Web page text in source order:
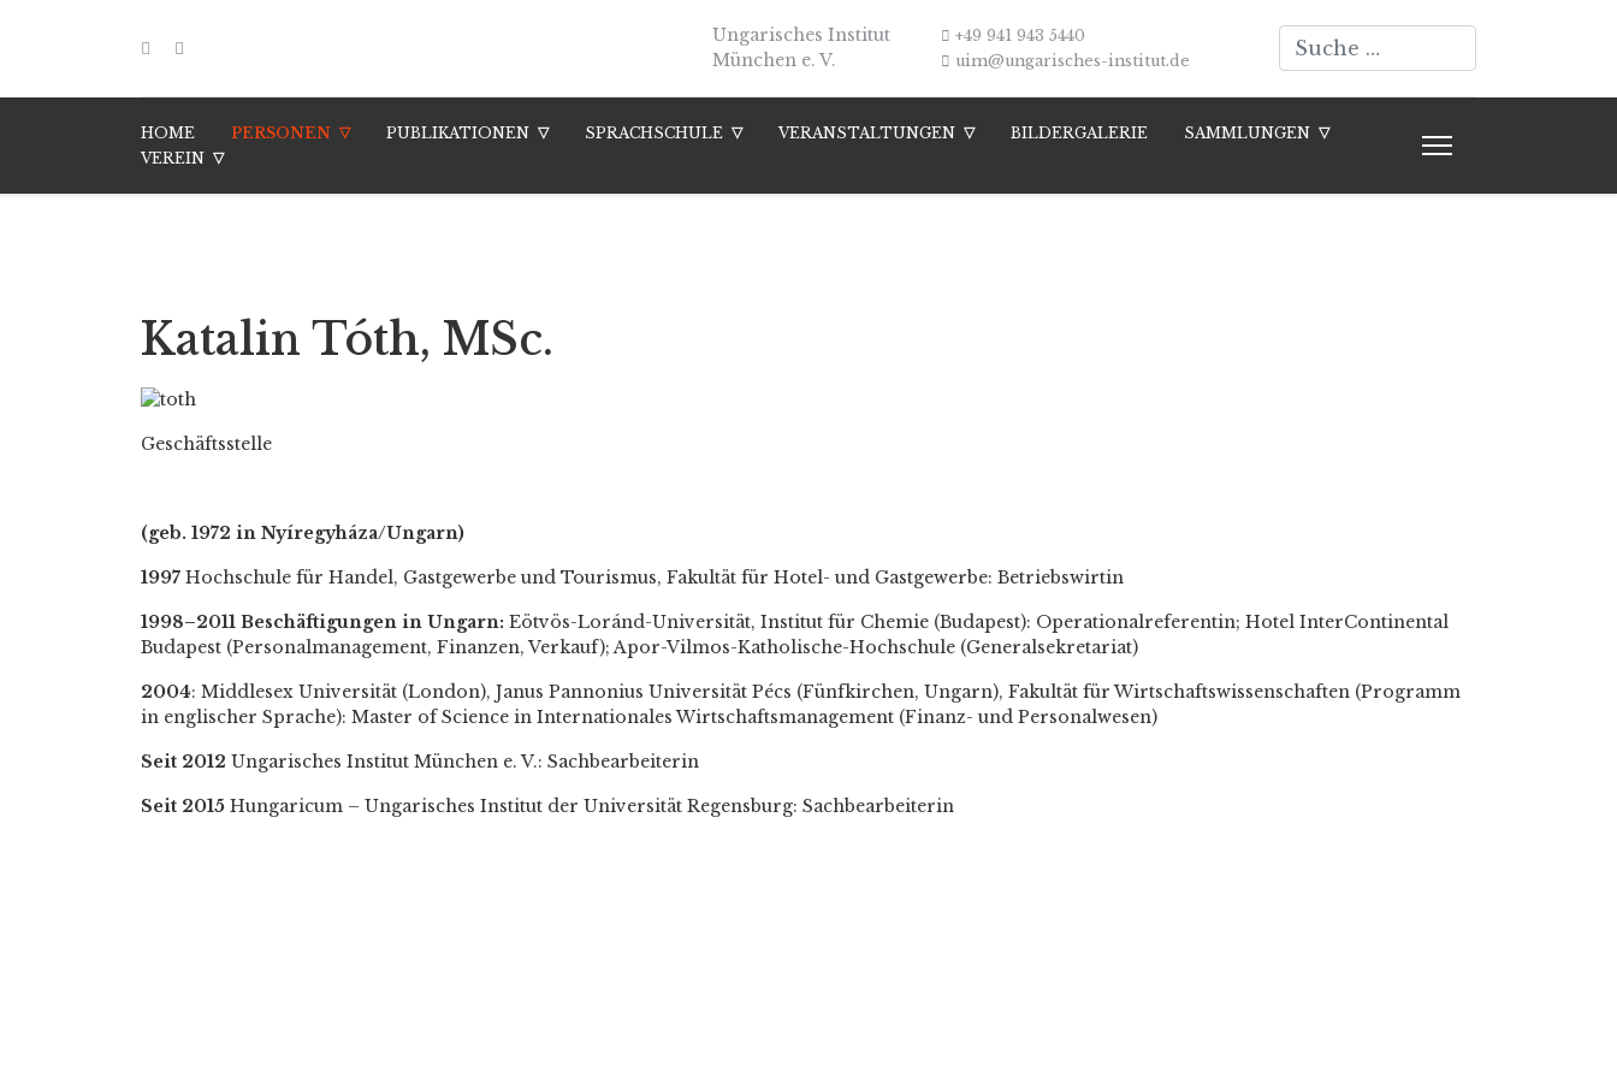
Ungarisches Institut
München e. V.
+49 941 943 5440
uim@ungarisches-institut.de
Suchen
HOME PERSONEN PUBLIKATIONEN SPRACHSCHULE VERANSTALTUNGEN BILDERGALERIE
SAMMLUNGEN
VEREIN
Katalin Tóth, MSc.
Geschäftsstelle
(geb. 1972 in Nyíregyháza/Ungarn)
1997 Hochschule für Handel, Gastgewerbe und Tourismus, Fakultät für Hotel- und Gastgewerbe: Betriebswirtin
1998–2011 Beschäftigungen in Ungarn: Eötvös-Loránd-Universität, Institut für Chemie (Budapest): Operationalreferentin; Hotel InterContinental
Budapest (Personalmanagement, Finanzen, Verkauf); Apor-Vilmos-Katholische-Hochschule (Generalsekretariat)
2004: Middlesex Universität (London), Janus Pannonius Universität Pécs (Fünfkirchen, Ungarn), Fakultät für Wirtschaftswissenschaften (Programm
in englischer Sprache): Master of Science in Internationales Wirtschaftsmanagement (Finanz- und Personalwesen)
Seit 2012 Ungarisches Institut München e. V.: Sachbearbeiterin
Seit 2015 Hungaricum – Ungarisches Institut der Universität Regensburg: Sachbearbeiterin